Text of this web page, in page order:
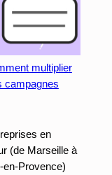
Connecter
Site
Internet
Métier
multiplier
campagnes
en
(de Marseille à
en-Provence)